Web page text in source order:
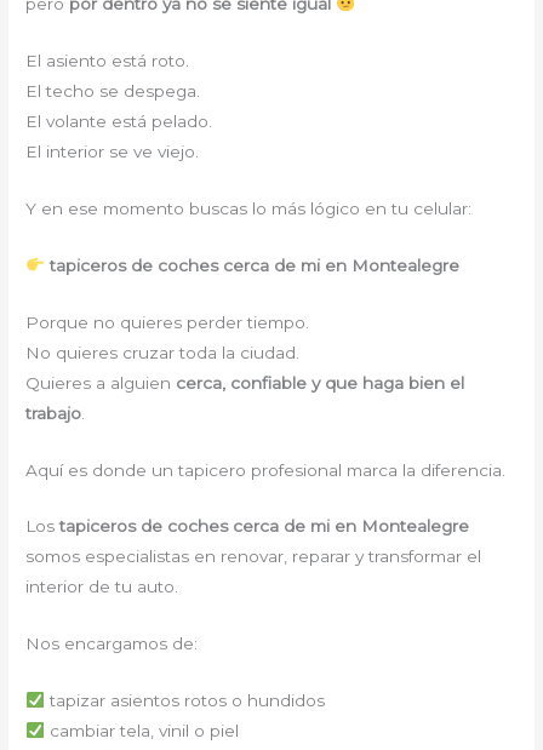
El asiento está roto.
El techo se despega.
El volante está pelado.
El interior se ve viejo.
Y en ese momento buscas lo más lógico en tu celular:
tapiceros de coches cerca de mi en Montealegre
Porque no quieres perder tiempo.
No quieres cruzar toda la ciudad.
Quieres a alguien cerca, confiable y que haga bien el
trabajo
Aquí es donde un tapicero profesional marca la diferencia.
Lostapiceros de coches cerca de mi en Montealegre
somos especialistas en renovar, reparar y transformar el
interior de tu auto.
Nos encargamos de:
tapizar asientos rotos o hundidos
cambiar tela, vinil o piel